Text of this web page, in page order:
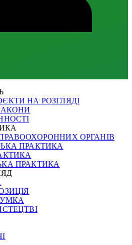
НА РОЗГЛЯДІ
ОРГАНІВ
ПРАКТИКА
ПРАКТИКА